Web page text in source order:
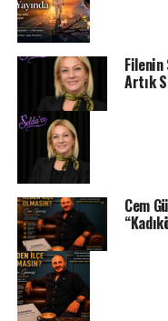
Filenin
Artık
Cem